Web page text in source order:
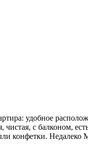
удобное
чистая, с балконом,
конфетки. Недалеко